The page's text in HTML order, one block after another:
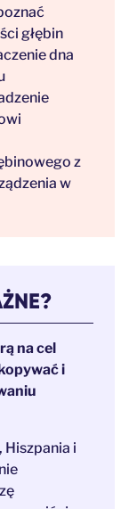
głębin
dna
z
w
na cel
i
Hiszpania i